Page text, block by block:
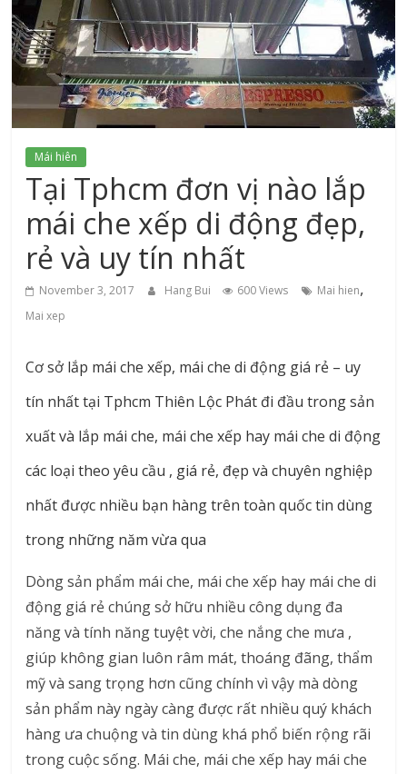
xứ
Thanh
Mái hiên
Tại Tphcm đơn vị nào lắp
mái che xếp di động đẹp,
rẻ và uy tín nhất
November 3, 2017 Hang Bui 600 Views Mai hien,
Mai xep
Cơ sở lắp mái che xếp, mái che di động giá rẻ – uy
tín nhất tại Tphcm Thiên Lộc Phát đi đầu trong sản
xuất và lắp mái che, mái che xếp hay mái che di động
các loại theo yêu cầu , giá rẻ, đẹp và chuyên nghiệp
nhất được nhiều bạn hàng trên toàn quốc tin dùng
trong những năm vừa qua
Dòng sản phẩm mái che, mái che xếp hay mái che di
động giá rẻ chúng sở hữu nhiều công dụng đa
năng và tính năng tuyệt vời, che nắng che mưa ,
giúp không gian luôn râm mát, thoáng đãng, thẩm
mỹ và sang trọng hơn cũng chính vì vậy mà dòng
sản phẩm này ngày càng được rất nhiều quý khách
hàng ưa chuộng và tin dùng khá phổ biến rộng rãi
trong cuộc sống. Mái che, mái che xếp hay mái che